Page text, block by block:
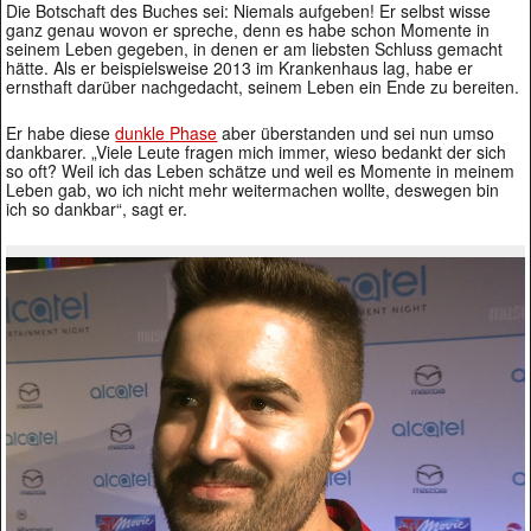
Die Botschaft des Buches sei: Niemals aufgeben! Er selbst wisse
ganz genau wovon er spreche, denn es habe schon Momente in
seinem Leben gegeben, in denen er am liebsten Schluss gemacht
hätte. Als er beispielsweise 2013 im Krankenhaus lag, habe er
ernsthaft darüber nachgedacht, seinem Leben ein Ende zu bereiten.
Er habe diesedunkle Phase aber überstanden und sei nun umso
dankbarer. „Viele Leute fragen mich immer, wieso bedankt der sich
so oft? Weil ich das Leben schätze und weil es Momente in meinem
Leben gab, wo ich nicht mehr weitermachen wollte, deswegen bin
ich so dankbar“, sagt er.